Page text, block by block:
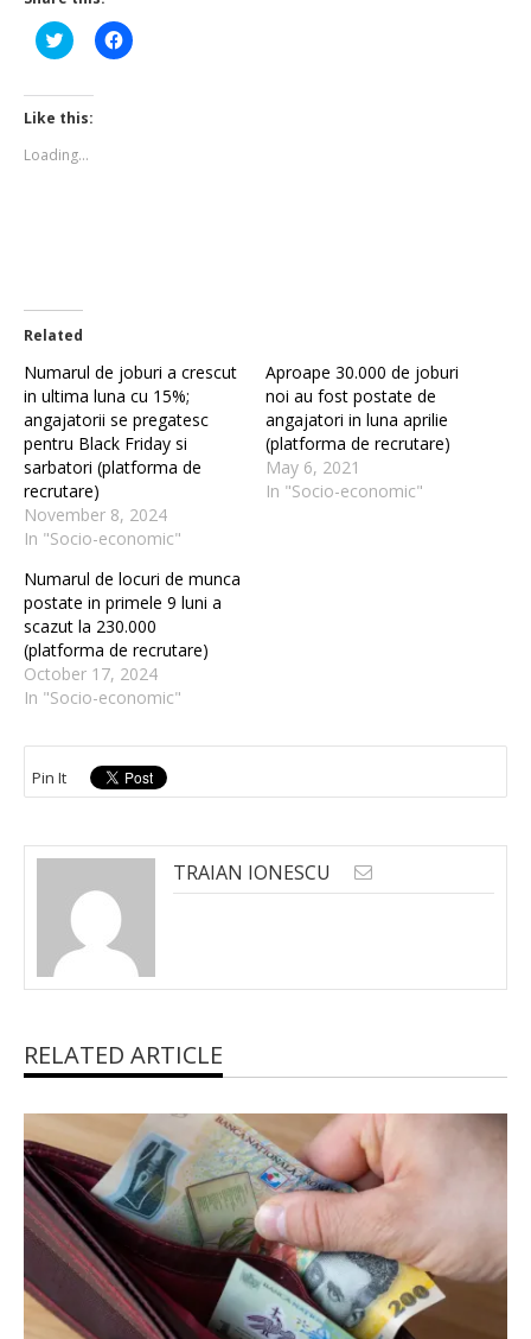
Click
to
Twitter
(Opens
in
window)
Click
to
Like this:
Loading...
Related
Numarul de joburi a crescut
in ultima luna cu 15%;
angajatorii se pregatesc
pentru Black Friday si
sarbatori (platforma de
recrutare)
November 8, 2024
In "Socio-economic"
Aproape 30.000 de joburi
noi au fost postate de
angajatori in luna aprilie
(platforma de recrutare)
May 6, 2021
In "Socio-economic"
Numarul de locuri de munca
postate in primele 9 luni a
scazut la 230.000
(platforma de recrutare)
October 17, 2024
In "Socio-economic"
Pin It
TRAIAN IONESCU
RELATED ARTICLE